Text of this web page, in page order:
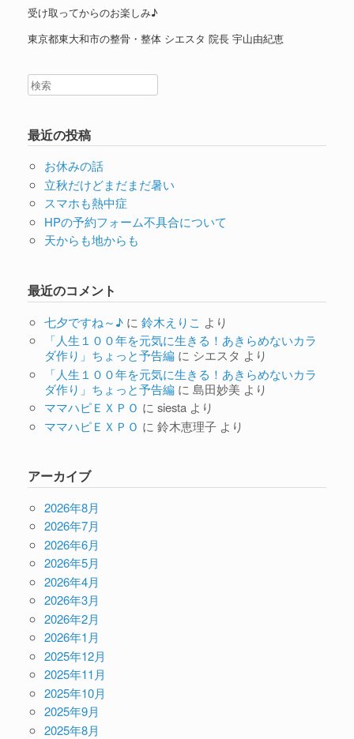
受け取ってからのお楽しみ♪
東京都東大和市の整骨・整体 シエスタ 院長 宇山由紀恵
最近の投稿
お休みの話
立秋だけどまだまだ暑い
スマホも熱中症
HPの予約フォーム不具合について
天からも地からも
最近のコメント
七夕ですね～♪に 鈴木えりこ より
「人生１００年を元気に生きる！あきらめないカラ
ダ作り」ちょっと予告編に シエスタ より
「人生１００年を元気に生きる！あきらめないカラ
ダ作り」ちょっと予告編に 島田妙美 より
ママハピＥＸＰＯ に siestaより
ママハピＥＸＰＯ に 鈴木恵理子より
アーカイブ
2026年8月
2026年7月
2026年6月
2026年5月
2026年4月
2026年3月
2026年2月
2026年1月
2025年12月
2025年11月
2025年10月
2025年9月
2025年8月